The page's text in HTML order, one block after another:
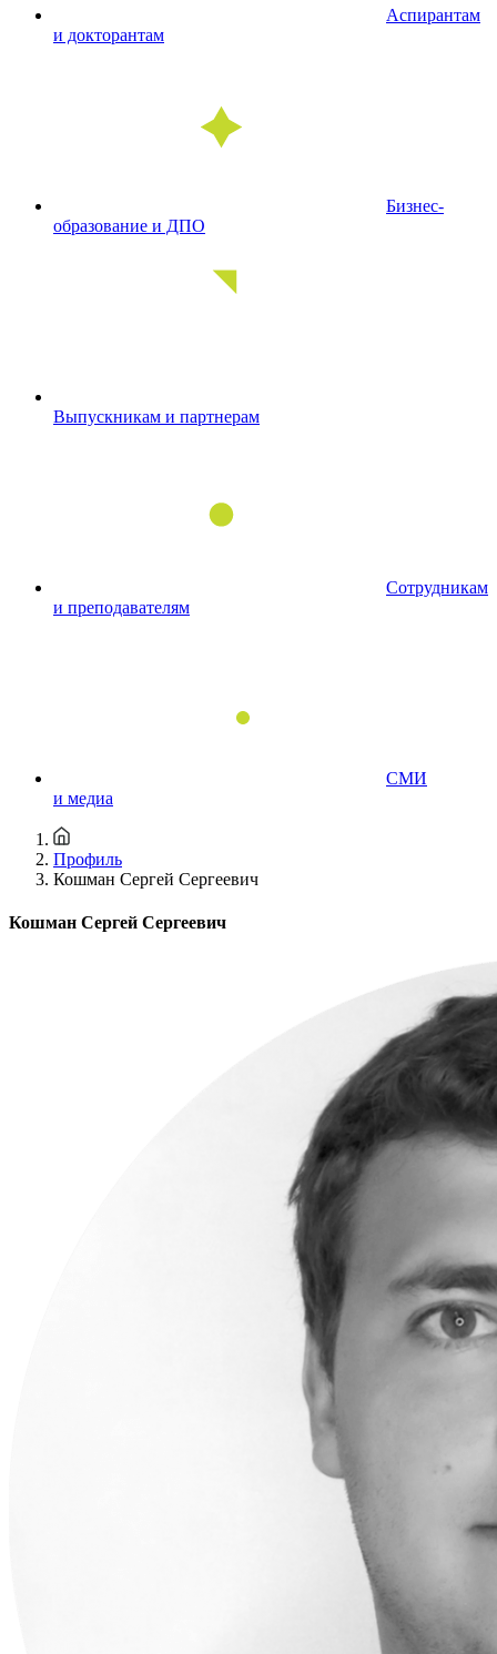
Аспирантам
и докторантам
Бизнес-
образование и ДПО
Выпускникам и партнерам
Сотрудникам
и преподавателям
СМИ
и медиа
Профиль
Кошман Сергей Сергеевич
Кошман Сергей Сергеевич